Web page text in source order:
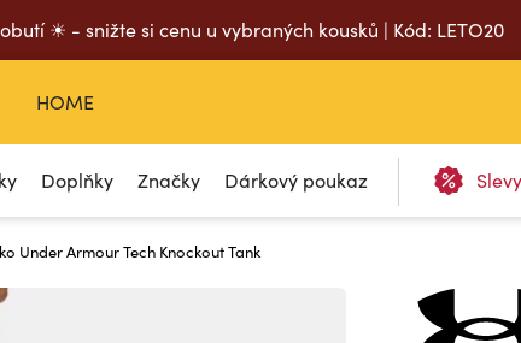
☀ - snižte si cenu u vybraných kousků | Kód: LETO20
Doplňky Značky Dárkový poukaz Slevy
HOME
Under Armour Tech Knockout Tank